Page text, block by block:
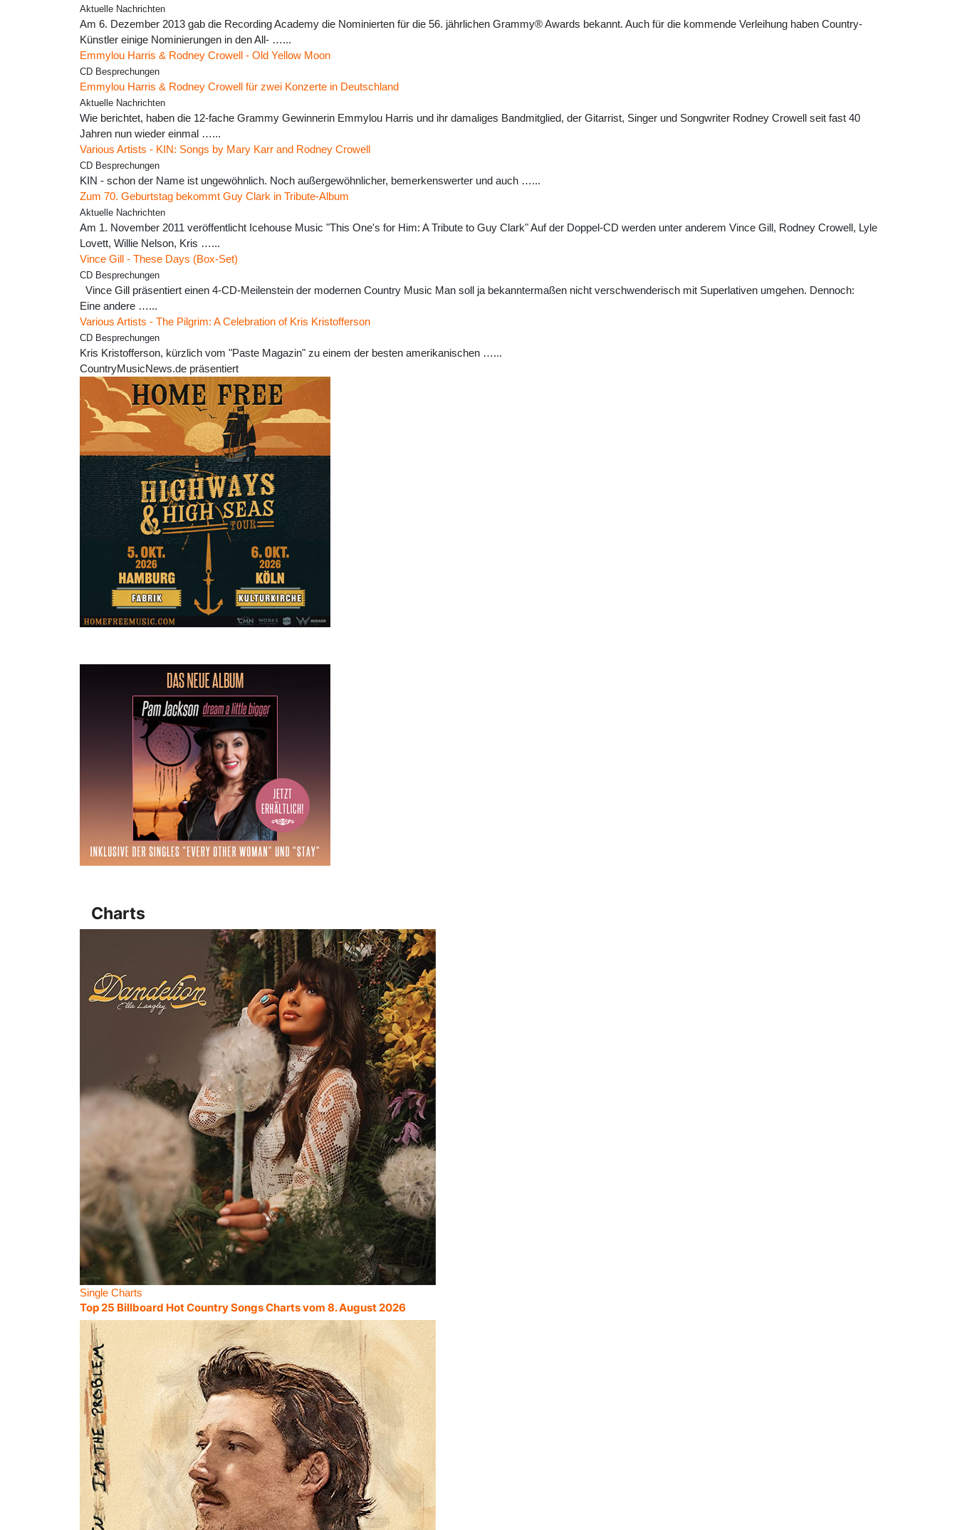
Aktuelle Nachrichten
Am 6. Dezember 2013 gab die Recording Academy die Nominierten für die 56. jährlichen Grammy® Awards bekannt. Auch für die kommende Verleihung haben Country-
Künstler einige Nominierungen in den All- …...
Emmylou Harris & Rodney Crowell - Old Yellow Moon
CD Besprechungen
Emmylou Harris & Rodney Crowell für zwei Konzerte in Deutschland
Aktuelle Nachrichten
Wie berichtet, haben die 12-fache Grammy Gewinnerin Emmylou Harris und ihr damaliges Bandmitglied, der Gitarrist, Singer und Songwriter Rodney Crowell seit fast 40
Jahren nun wieder einmal …...
Various Artists - KIN: Songs by Mary Karr and Rodney Crowell
CD Besprechungen
KIN - schon der Name ist ungewöhnlich. Noch außergewöhnlicher, bemerkenswerter und auch …...
Zum 70. Geburtstag bekommt Guy Clark in Tribute-Album
Aktuelle Nachrichten
Am 1. November 2011 veröffentlicht Icehouse Music "This One's for Him: A Tribute to Guy Clark" Auf der Doppel-CD werden unter anderem Vince Gill, Rodney Crowell, Lyle
Lovett, Willie Nelson, Kris …...
Vince Gill - These Days (Box-Set)
CD Besprechungen
Vince Gill präsentiert einen 4-CD-Meilenstein der modernen Country Music Man soll ja bekanntermaßen nicht verschwenderisch mit Superlativen umgehen. Dennoch:
Eine andere …...
Various Artists - The Pilgrim: A Celebration of Kris Kristofferson
CD Besprechungen
Kris Kristofferson, kürzlich vom "Paste Magazin" zu einem der besten amerikanischen …...
CountryMusicNews.de präsentiert
Charts
Single Charts
Top 25 Billboard Hot Country Songs Charts vom 8. August 2026